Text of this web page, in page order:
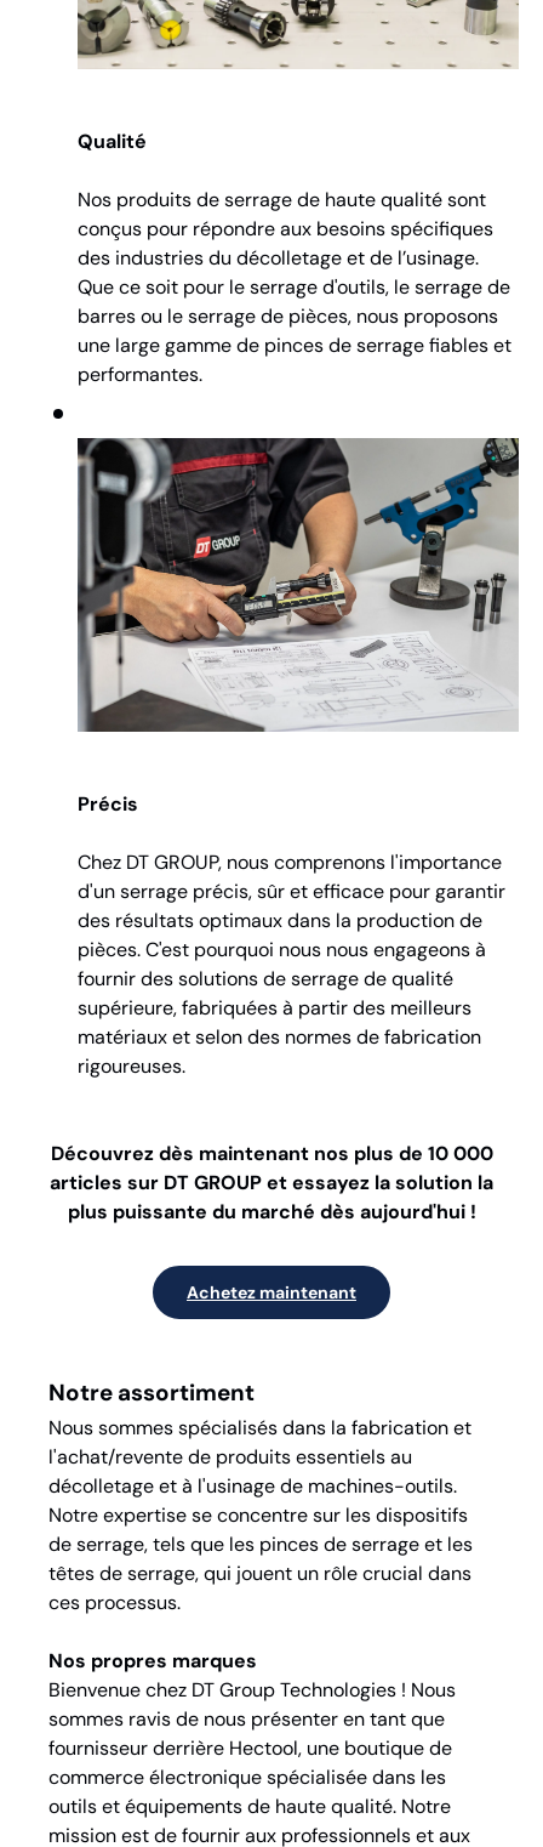
Qualité
Nos produits de serrage de haute qualité sont
conçus pour répondre aux besoins spécifiques
des industries du décolletage et de l’usinage.
Que ce soit pour le serrage d'outils, le serrage de
barres ou le serrage de pièces, nous proposons
une large gamme de pinces de serrage fiables et
performantes.
Précis
Chez DT GROUP, nous comprenons l'importance
d'un serrage précis, sûr et efficace pour garantir
des résultats optimaux dans la production de
pièces. C'est pourquoi nous nous engageons à
fournir des solutions de serrage de qualité
supérieure, fabriquées à partir des meilleurs
matériaux et selon des normes de fabrication
rigoureuses.
Découvrez dès maintenant nos plus de 10 000
articles sur DT GROUP et essayez la solution la
plus puissante du marché dès aujourd'hui !
Achetez maintenant
Notre assortiment
Nous sommes spécialisés dans la fabrication et
l'achat/revente de produits essentiels au
décolletage et à l'usinage de machines-outils.
Notre expertise se concentre sur les dispositifs
de serrage, tels que les pinces de serrage et les
têtes de serrage, qui jouent un rôle crucial dans
ces processus.
Nos propres marques
Bienvenue chez DT Group Technologies ! Nous
sommes ravis de nous présenter en tant que
fournisseur derrière Hectool, une boutique de
commerce électronique spécialisée dans les
outils et équipements de haute qualité. Notre
mission est de fournir aux professionnels et aux